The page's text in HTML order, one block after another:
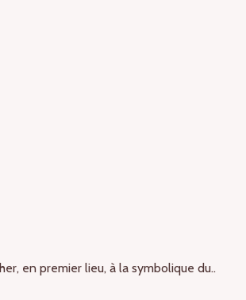
en premier lieu, à la symbolique du..